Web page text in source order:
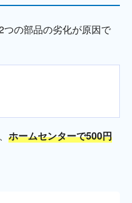
の部品の劣化が原因で
ホームセンターで500円